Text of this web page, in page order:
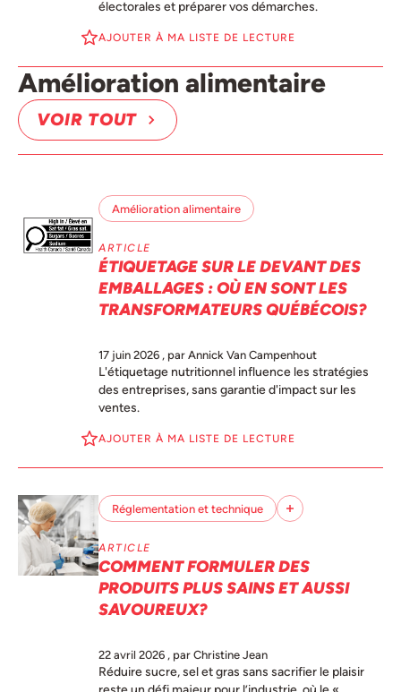
électorales et préparer vos démarches.
AJOUTER À MA LISTE DE LECTURE
Amélioration alimentaire
VOIR TOUT
Amélioration alimentaire
ARTICLE
ÉTIQUETAGE SUR LE DEVANT DES
EMBALLAGES : OÙ EN SONT LES
TRANSFORMATEURS QUÉBÉCOIS?
17 juin 2026 , par Annick Van Campenhout
L'étiquetage nutritionnel influence les stratégies
des entreprises, sans garantie d'impact sur les
ventes.
AJOUTER À MA LISTE DE LECTURE
Réglementation et technique
ARTICLE
COMMENT FORMULER DES
PRODUITS PLUS SAINS ET AUSSI
SAVOUREUX?
22 avril 2026 , par Christine Jean
Réduire sucre, sel et gras sans sacrifier le plaisir